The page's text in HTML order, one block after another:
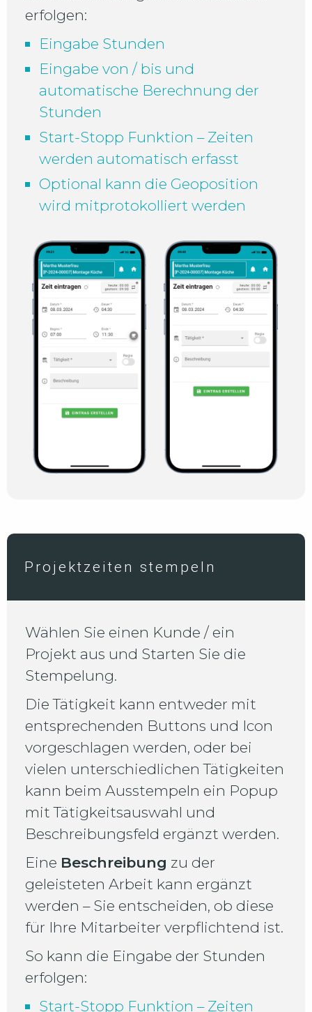
erfolgen:
Eingabe Stunden
Eingabe von / bis und
automatische Berechnung der
Stunden
Start-Stopp Funktion – Zeiten
werden automatisch erfasst
Optional kann die Geoposition
wird mitprotokolliert werden
Projektzeiten stempeln
Wählen Sie einen Kunde / ein
Projekt aus und Starten Sie die
Stempelung.
Die Tätigkeit kann entweder mit
entsprechenden Buttons und Icon
vorgeschlagen werden, oder bei
vielen unterschiedlichen Tätigkeiten
kann beim Ausstempeln ein Popup
mit Tätigkeitsauswahl und
Beschreibungsfeld ergänzt werden.
Eine Beschreibung zu der
geleisteten Arbeit kann ergänzt
werden – Sie entscheiden, ob diese
für Ihre Mitarbeiter verpflichtend ist.
So kann die Eingabe der Stunden
erfolgen:
Start-Stopp Funktion – Zeiten